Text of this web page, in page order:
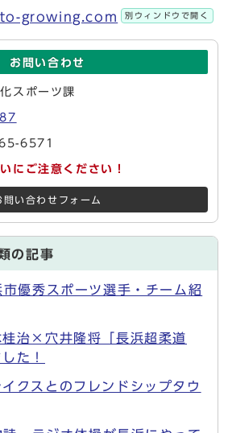
growing.com 別ウィンドウで開く
お問い合わせ
スポーツ課
6571
にご注意ください！
問い合わせフォーム
の記事
優秀スポーツ選手・チーム紹
治×穴井隆将「長浜超柔道
た！
クスとのフレンドシップタウ